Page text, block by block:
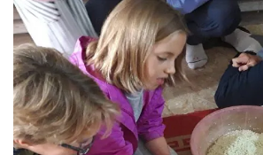
Couleur des